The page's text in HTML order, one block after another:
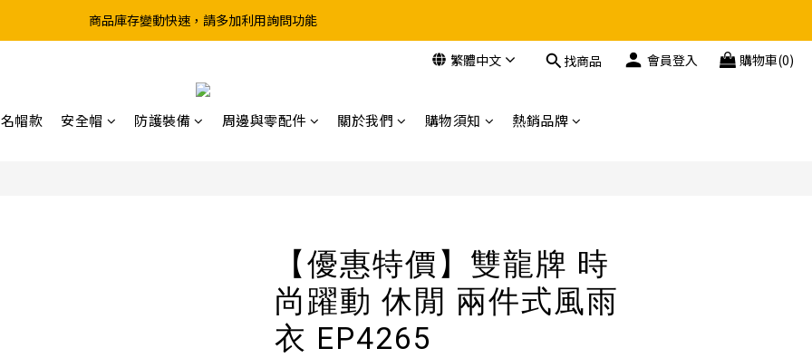
超取滿199、宅配滿490 享免運優惠
繁體中文 找商品 會員登入 購物車(0)
帽款 安全帽 防護裝備 周邊與零配件 關於我們 購物須知 熱銷品牌
【優惠特價】雙龍牌 時
尚躍動 休閒 兩件式風雨
衣 EP4265